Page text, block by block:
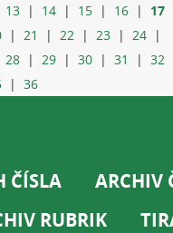
13 | 14 | 15 | 16 | 17
| 21 | 22 | 23 | 24 |
28 | 29 |30 |31 |32
|36
ČÍSLA
ARCHIV
RUBRIK